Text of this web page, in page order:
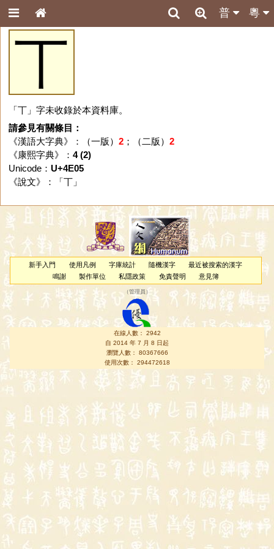
粵
普
丅
「丅」字未收錄於本資料庫。
請參見有關條目：
《漢語大字典》：（一版） 2；（二版） 2
《康熙字典》： 4 (2)
Unicode： U+4E05
《說文》：「 丅」
新手入門 使用凡例 字庫統計 隨機漢字
最近被搜索的漢字
鳴謝
製作單位 私隱政策 免責聲明 意見簿
（管理員 ）
在線人數： 2942
自 2014 年 7 月 8 日起
瀏覽人數： 80367666
使用次數： 294472618